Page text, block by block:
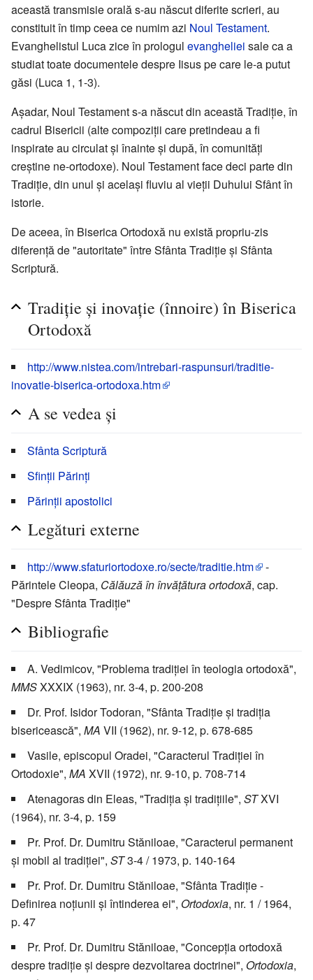
această transmisie orală s-au născut diferite scrieri, au
constituit în timp ceea ce numim azi Noul Testament.
Evanghelistul Luca zice în prologul evangheliei sale ca a
studiat toate documentele despre Iisus pe care le-a putut
găsi (Luca 1, 1-3).
Așadar, Noul Testament s-a născut din această Tradiție, în
cadrul Bisericii (alte compoziții care pretindeau a fi
inspirate au circulat și înainte și după, în comunități
creștine ne-ortodoxe). Noul Testament face deci parte din
Tradiție, din unul și același fluviu al vieții Duhului Sfânt în
istorie.
De aceea, în Biserica Ortodoxă nu există propriu-zis
diferență de "autoritate" între Sfânta Tradiție și Sfânta
Scriptură.
Tradiție și inovație (înnoire) în Biserica
Ortodoxă
http://www.nistea.com/intrebari-raspunsuri/traditie-
inovatie-biserica-ortodoxa.htm
A se vedea și
Sfânta Scriptură
Sfinții Părinți
Părinții apostolici
Legături externe
http://www.sfaturiortodoxe.ro/secte/traditie.htm
-
Părintele Cleopa, Călăuză în învățătura ortodoxă, cap.
"Despre Sfânta Tradiție"
Bibliografie
A. Vedimicov, "Problema tradiției în teologia ortodoxă",
MMSXXXIX (1963), nr. 3-4, p. 200-208
Dr. Prof. Isidor Todoran, "Sfânta Tradiție și tradiția
bisericească", MA VII (1962), nr. 9-12, p. 678-685
Vasile, episcopul Oradei, "Caracterul Tradiției în
Ortodoxie", MA XVII (1972), nr. 9-10, p. 708-714
Atenagoras din Eleas, "Tradiția și tradițiile", STXVI
(1964), nr. 3-4, p. 159
Pr. Prof. Dr. Dumitru Stăniloae, "Caracterul permanent
și mobil al tradiției", ST3-4 / 1973, p. 140-164
Pr. Prof. Dr. Dumitru Stăniloae, "Sfânta Tradiție -
Definirea noțiunii și întinderea ei", Ortodoxia, nr. 1 / 1964,
p. 47
Pr. Prof. Dr. Dumitru Stăniloae, "Concepția ortodoxă
despre tradiție și despre dezvoltarea doctrinei", Ortodoxia,